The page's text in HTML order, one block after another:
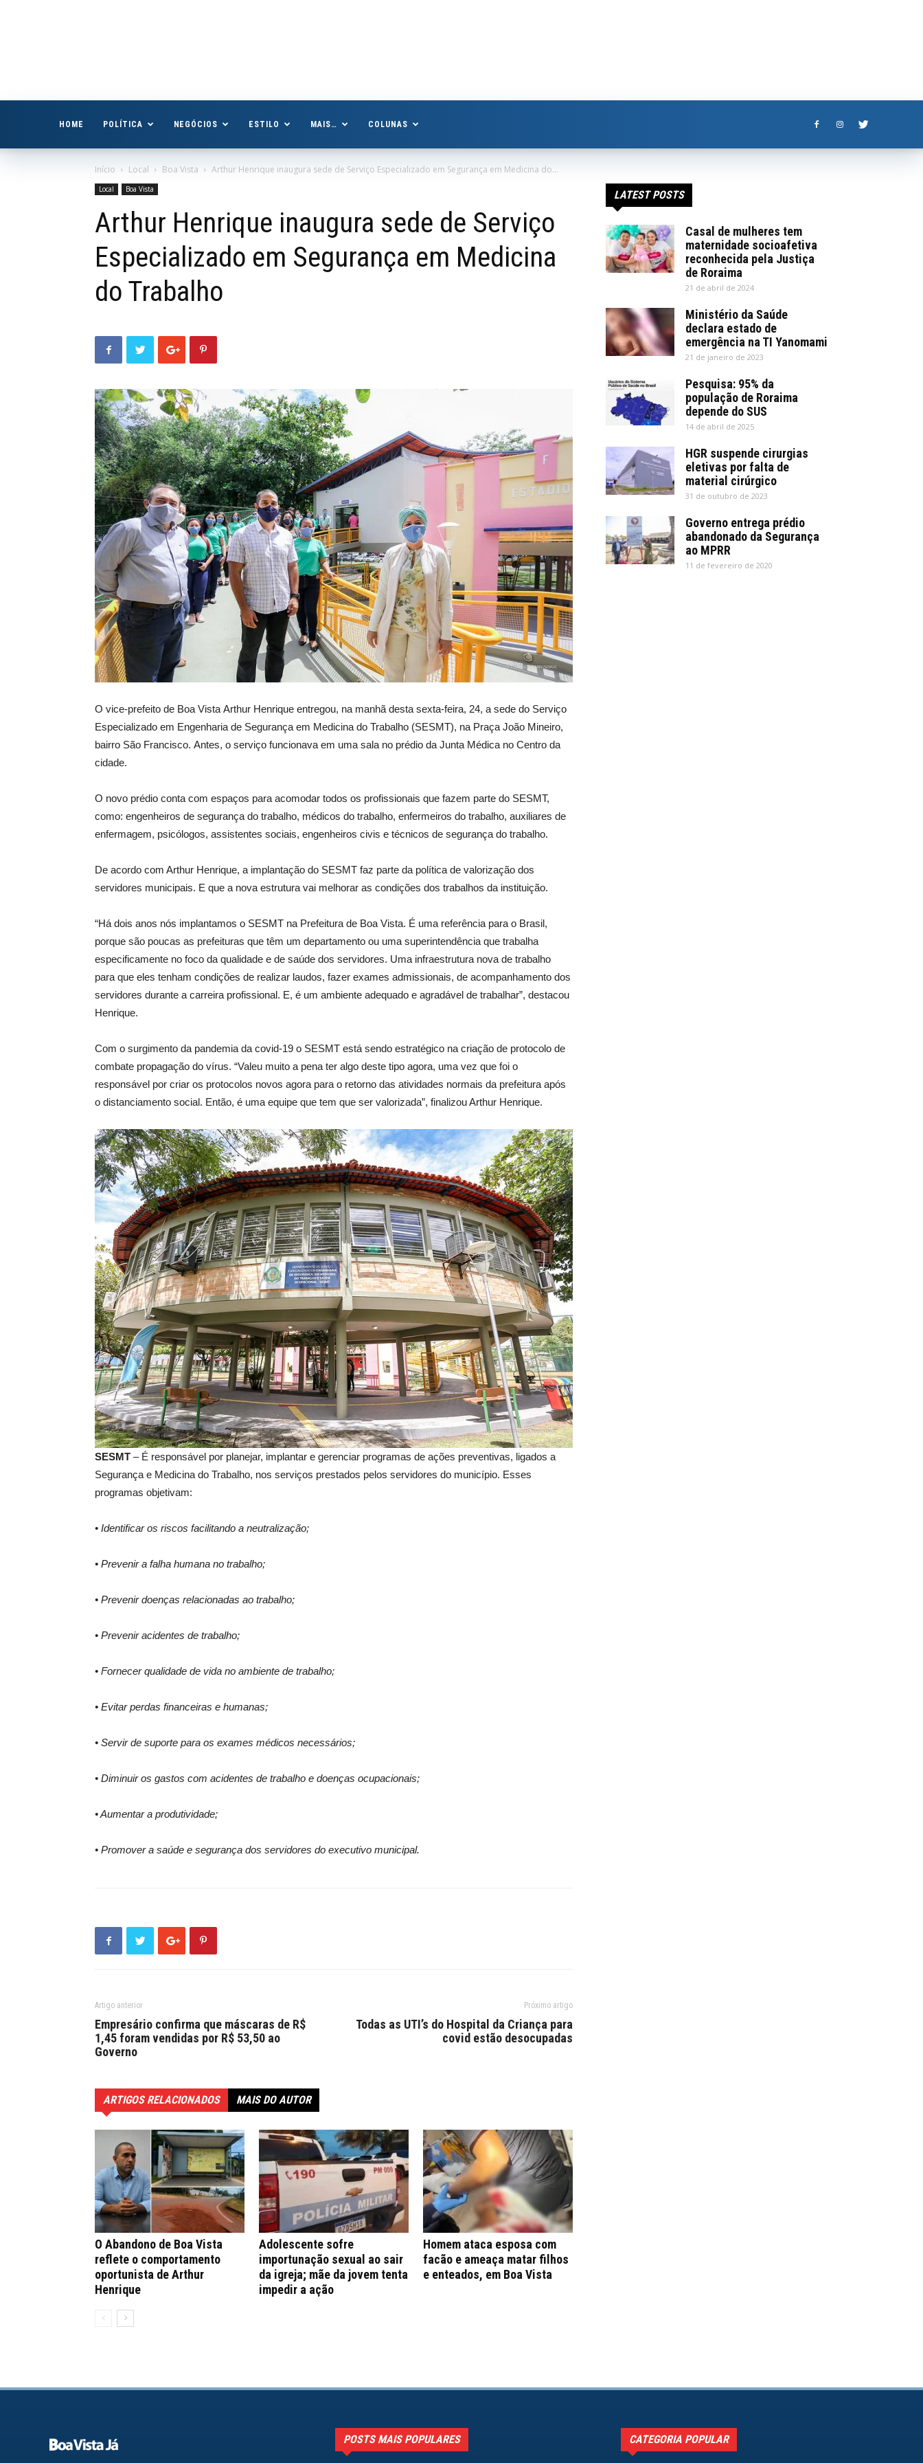
HOME POLÍTICA NEGÓCIOS ESTILO MAIS… COLUNAS
Início Local Boa Vista Arthur Henrique inaugura sede de Serviço Especializado em Segurança em Medicina do...
Local Boa Vista
Arthur Henrique inaugura sede de Serviço
Especializado em Segurança em Medicina
do Trabalho
O vice-prefeito de Boa Vista Arthur Henrique entregou, na manhã desta sexta-feira, 24, a sede do Serviço
Especializado em Engenharia de Segurança em Medicina do Trabalho (SESMT), na Praça João Mineiro,
bairro São Francisco. Antes, o serviço funcionava em uma sala no prédio da Junta Médica no Centro da
cidade.
O novo prédio conta com espaços para acomodar todos os profissionais que fazem parte do SESMT,
como: engenheiros de segurança do trabalho, médicos do trabalho, enfermeiros do trabalho, auxiliares de
enfermagem, psicólogos, assistentes sociais, engenheiros civis e técnicos de segurança do trabalho.
De acordo com Arthur Henrique, a implantação do SESMT faz parte da política de valorização dos
servidores municipais. E que a nova estrutura vai melhorar as condições dos trabalhos da instituição.
“Há dois anos nós implantamos o SESMT na Prefeitura de Boa Vista. É uma referência para o Brasil,
porque são poucas as prefeituras que têm um departamento ou uma superintendência que trabalha
especificamente no foco da qualidade e de saúde dos servidores. Uma infraestrutura nova de trabalho
para que eles tenham condições de realizar laudos, fazer exames admissionais, de acompanhamento dos
servidores durante a carreira profissional. E, é um ambiente adequado e agradável de trabalhar”, destacou
Henrique.
Com o surgimento da pandemia da covid-19 o SESMT está sendo estratégico na criação de protocolo de
combate propagação do vírus. “Valeu muito a pena ter algo deste tipo agora, uma vez que foi o
responsável por criar os protocolos novos agora para o retorno das atividades normais da prefeitura após
o distanciamento social. Então, é uma equipe que tem que ser valorizada”, finalizou Arthur Henrique.
SESMT – É responsável por planejar, implantar e gerenciar programas de ações preventivas, ligados a
Segurança e Medicina do Trabalho, nos serviços prestados pelos servidores do município. Esses
programas objetivam:
• Identificar os riscos facilitando a neutralização;
• Prevenir a falha humana no trabalho;
• Prevenir doenças relacionadas ao trabalho;
• Prevenir acidentes de trabalho;
• Fornecer qualidade de vida no ambiente de trabalho;
• Evitar perdas financeiras e humanas;
• Servir de suporte para os exames médicos necessários;
• Diminuir os gastos com acidentes de trabalho e doenças ocupacionais;
• Aumentar a produtividade;
• Promover a saúde e segurança dos servidores do executivo municipal.
Artigo anterior
Empresário confirma que máscaras de R$
1,45 foram vendidas por R$ 53,50 ao
Governo
Próximo artigo
Todas as UTI’s do Hospital da Criança para
covid estão desocupadas
ARTIGOS RELACIONADOS MAIS DO AUTOR
O Abandono de Boa Vista
reflete o comportamento
oportunista de Arthur
Henrique
Adolescente sofre
importunação sexual ao sair
da igreja; mãe da jovem tenta
impedir a ação
Homem ataca esposa com
facão e ameaça matar filhos
e enteados, em Boa Vista
LATEST POSTS
Casal de mulheres tem
maternidade socioafetiva
reconhecida pela Justiça
de Roraima
21 de abril de 2024
Ministério da Saúde
declara estado de
emergência na TI Yanomami
21 de janeiro de 2023
Pesquisa: 95% da
população de Roraima
depende do SUS
14 de abril de 2025
HGR suspende cirurgias
eletivas por falta de
material cirúrgico
31 de outubro de 2023
Governo entrega prédio
abandonado da Segurança
ao MPRR
11 de fevereiro de 2020
POSTS MAIS POPULARES CATEGORIA POPULAR